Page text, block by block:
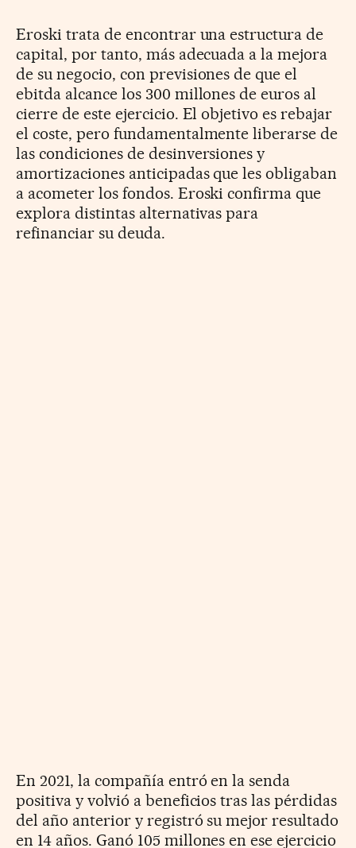
Eroski trata de encontrar una estructura de
capital, por tanto, más adecuada a la mejora
de su negocio, con previsiones de que el
ebitda alcance los 300 millones de euros al
cierre de este ejercicio. El objetivo es rebajar
el coste, pero fundamentalmente liberarse de
las condiciones de desinversiones y
amortizaciones anticipadas que les obligaban
a acometer los fondos. Eroski confirma que
explora distintas alternativas para
refinanciar su deuda.
En 2021, la compañía entró en la senda
positiva y volvió a beneficios tras las pérdidas
del año anterior y registró su mejor resultado
en 14 años. Ganó 105 millones en ese ejercicio